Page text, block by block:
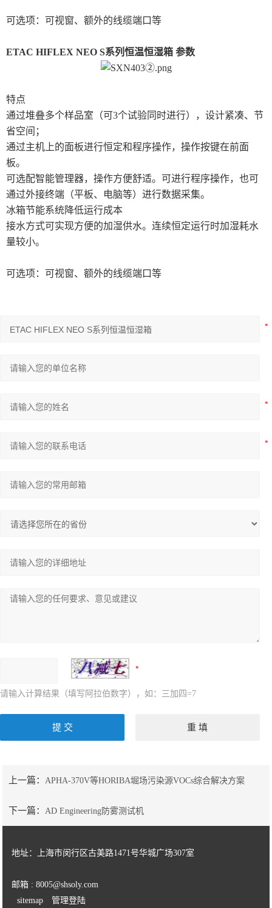
可选项：可视窗、额外的线缆端口等
ETAC HIFLEX NEO S系列恒温恒湿箱 参数
特点
通过堆叠多个样品室（可3个试验同时进行），设计紧凑、节
省空间；
通过主机上的面板进行恒定和程序操作，操作按键在前面
板。
可选配智能管理器，操作方便舒适。可进行程序操作，也可
通过外接终端（平板、电脑等）进行数据采集。
冰箱节能系统降低运行成本
接水方式可实现方便的加湿供水。连续恒定运行时加湿耗水
量较小。
可选项：可视窗、额外的线缆端口等
请输入计算结果（填写阿拉伯数字），如：三加四=7
上一篇： APHA-370V等HORIBA堀场污染源VOCs综合解决方案
下一篇： AD Engineering防雾测试机
地址：上海市闵行区古美路1471号华城广场307室
邮箱 : 8005@shsoly.com
sitemap
管理登陆